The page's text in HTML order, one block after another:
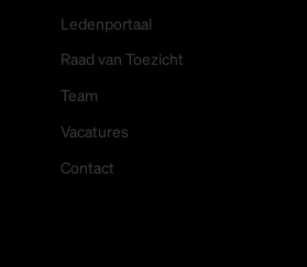
Ledenportaal
Raad van Toezicht
Team
Vacatures
Contact